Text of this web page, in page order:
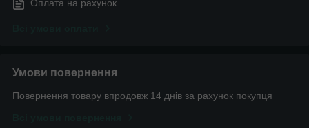
Оплата на рахунок
Умови повернення
Повернення товару впродовж 14 днів за рахунок покупця